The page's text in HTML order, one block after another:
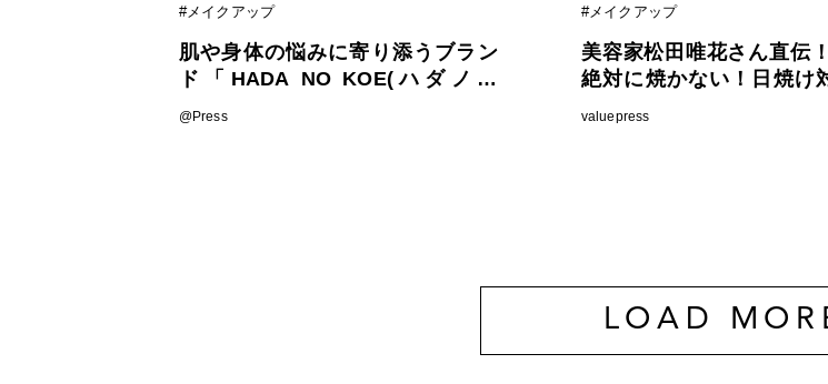
#メイクアップ
肌や身体の悩みに寄り添うブラン
ド「HADA NO KOE(ハダノコ
エ)」から角層集中保湿美容液［モ
@Press
#メイクアップ
美容家松田唯花さん直伝
絶対に焼かない！日焼け
すすめアイテム Qoo10
valuepress
LOAD